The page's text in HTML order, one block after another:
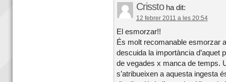
Crissto ha dit:
12 febrer 2011 a les 20:54
El esmorzar!!
És molt recomanable esmorzar
descuida la importància d’aquet
de vegades x manca de temps.
s’atribueixen a aquesta ingesta